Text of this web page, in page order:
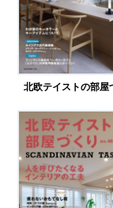
北欧テイストの部屋